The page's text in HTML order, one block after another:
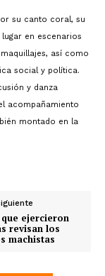
su canto coral, su
en escenarios
así como
social y política.
y danza
acompañamiento
montado en la
ejercieron
revisan los
machistas